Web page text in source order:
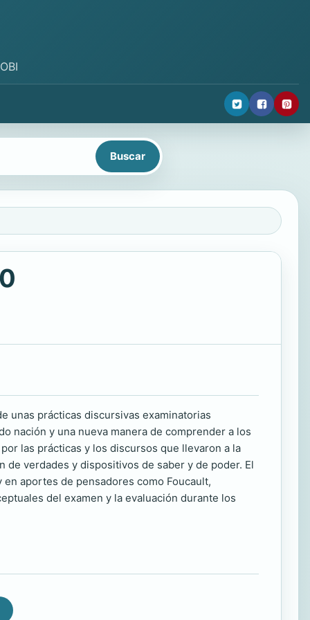
unas prácticas discursivas examinatorias
nación y una nueva manera de comprender a los
las prácticas y los discursos que llevaron a la
verdades y dispositivos de saber y de poder. El
aportes de pensadores como Foucault,
del examen y la evaluación durante los